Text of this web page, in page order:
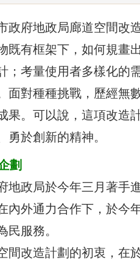
府地政局廊道空間改
既有框架下，如何規畫
；考量使用者多樣化的
面對種種挑戰，歷經無
果。可以說，這項改造
勇於創新的精神。
劃
政局於今年三月著手
內外通力合作下，於今
民服務。
改造計劃的初衷，在